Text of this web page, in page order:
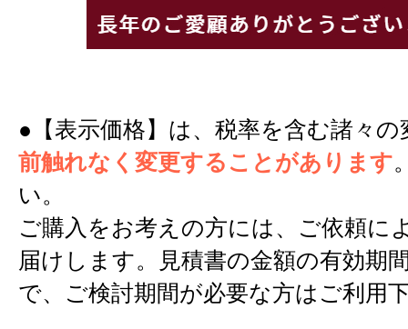
●【表示価格】は、税率を含む諸々
前触れなく変更することがあります
い。
ご購入をお考えの方には、ご依頼に
届けします。見積書の金額の有効期
で、ご検討期間が必要な方はご利用